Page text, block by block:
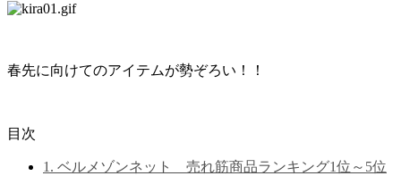
春先に向けてのアイテムが勢ぞろい！！
目次
1. ベルメゾンネット 売れ筋商品ランキング1位～5位